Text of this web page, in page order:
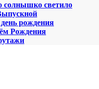
солнышко светило
рождения
Рождения